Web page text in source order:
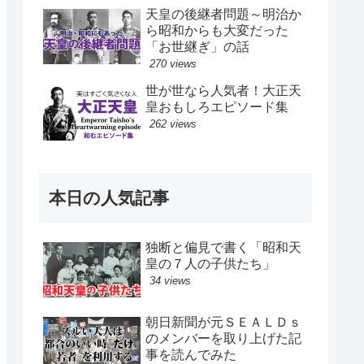
天皇の後継者問題～明治か
ら昭和からも大変だった
「お世継ぎ」の話
270 views
世が世なら人気者！大正天
皇おもしろエピソード集
262 views
本日の人気記事
独断と偏見で書く「昭和天
皇の７人の子供たち」
34 views
朝日新聞が元ＳＥＡＬＤｓ
のメンバーを取り上げた記
事を読んでみた